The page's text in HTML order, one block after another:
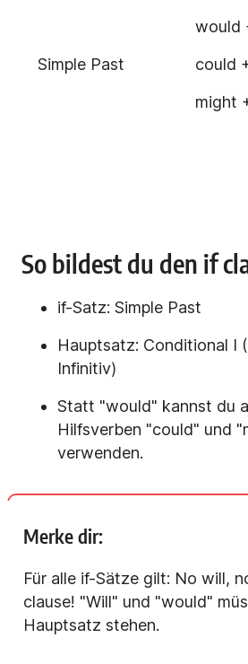
Simple Past
would
could
might
So bildest du den if
if-Satz: Simple Past
Hauptsatz: Conditional I
Infinitiv)
Statt "would" kannst du
Hilfsverben "could" und
verwenden.
Merke dir:
Für alle if-Sätze gilt: No will,
clause! "Will" und "would"
Hauptsatz stehen.